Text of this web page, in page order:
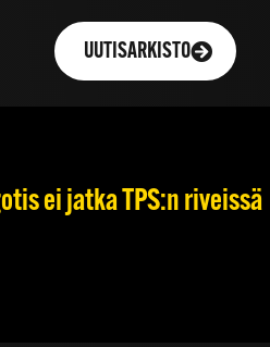
UUTISARKISTO
ei jatka TPS:n riveissä